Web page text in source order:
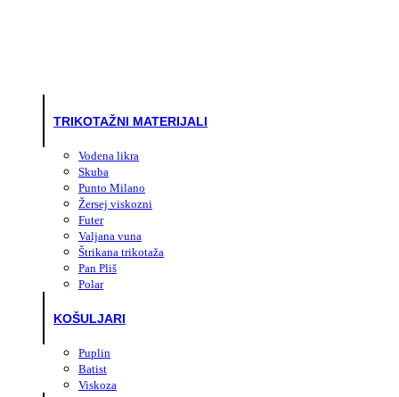
TRIKOTAŽNI MATERIJALI
Vodena likra
Skuba
Punto Milano
Žersej viskozni
Futer
Valjana vuna
Štrikana trikotaža
Pan Pliš
Polar
KOŠULJARI
Puplin
Batist
Viskoza